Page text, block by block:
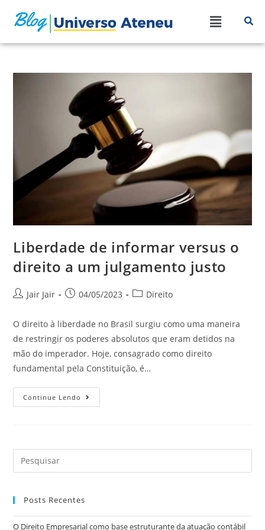
Liberdade de informar versus o
direito a um julgamento justo
Jair Jair 04/05/2023 Direito
O direito à liberdade no Brasil surgiu como uma maneira
de restringir os poderes absolutos que eram detidos na
mão do imperador. Hoje, consagrado como direito
fundamental pela Constituição, é…
Continue Lendo
Posts Recentes
O Direito Empresarial como base estruturante da atuação contábil